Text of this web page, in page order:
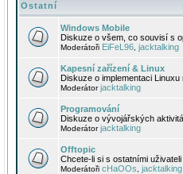
Ostatní
Windows Mobile
Diskuze o všem, co souvisí s
Moderátoři EiFeL96 jacktalking
Kapesní zařízení & Linux
Diskuze o implementaci
Moderátorjacktalking
Programování
Diskuze o vývojářských
Moderátorjacktalking
Offtopic
Chcete-li si s ostatními uživateli
Moderátoři cHaOOs jacktalking